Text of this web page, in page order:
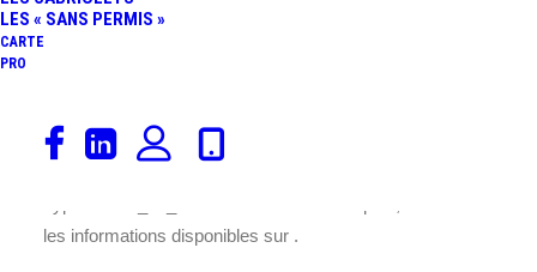
LES « SANS PERMIS »
CARTE
PRO
La hauteur maximale pour votre entrer dans ce parking
Rue de Mulhouse, 90000
la région.
les informations disponibles sur .